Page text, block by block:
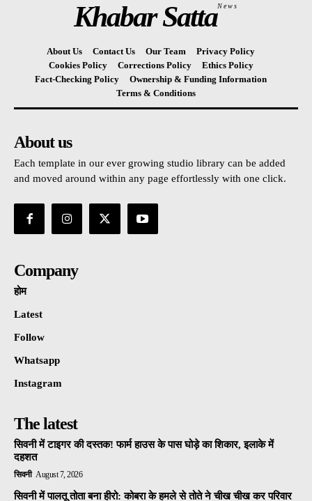
Khabar SattaNews
About Us Contact Us Our Team
Privacy Policy
Cookies Policy
Corrections Policy
Ethics Policy
Fact-Checking Policy
Ownership & Funding Information
Terms & Conditions
About us
Each template in our ever growing studio library can be added
and moved around within any page effortlessly with one click.
Company
होम
Latest
Follow
Whatsapp
Instagram
The latest
सिवनी में टाइगर की दस्तक! फार्म हाउस के पास घोड़े का शिकार, इलाके में
दहशत
सिवनी August 7, 2026
सिवनी में पालतू तोता बना हीरो: कोबरा के हमले से तोते ने चीख चीख कर परिवार